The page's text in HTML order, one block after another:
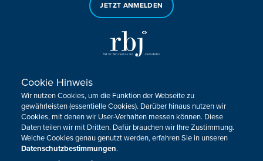
JETZT ANMELDEN
Sie haben noch Fragen oder Anmerkungen?
KONTAKTIEREN SIE UNS!
Impressum Datenschutz Kontakt
Barrierefreiheit
Cookie-Zustimmung anpassen
Cookie Hinweis
Wir nutzen Cookies, um die Funktion der Webseite zu
gewährleisten (essentielle Cookies). Darüber hinaus nutzen wir
Cookies, mit denen wir User-Verhalten messen können. Diese
Daten teilen wir mit Dritten. Dafür brauchen wir Ihre Zustimmung.
Welche Cookies genau genutzt werden, erfahren Sie in unseren
Datenschutzbestimmungen.